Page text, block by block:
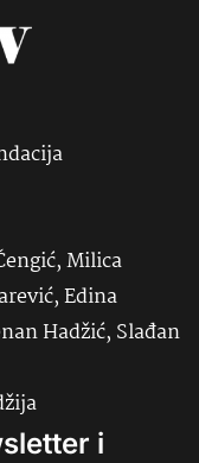
Milica
Edina
Hadžić, Slađan
i